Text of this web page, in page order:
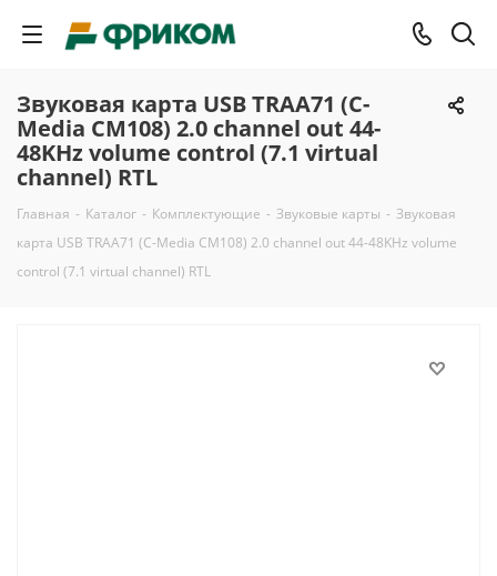
Звуковая карта USB TRAA71 (C-
Media CM108) 2.0 channel out 44-
48KHz volume control (7.1 virtual
channel) RTL
Главная - Каталог - Комплектующие - Звуковые карты - Звуковая
карта USB TRAA71 (C-Media CM108) 2.0 channel out 44-48KHz volume
control (7.1 virtual channel) RTL